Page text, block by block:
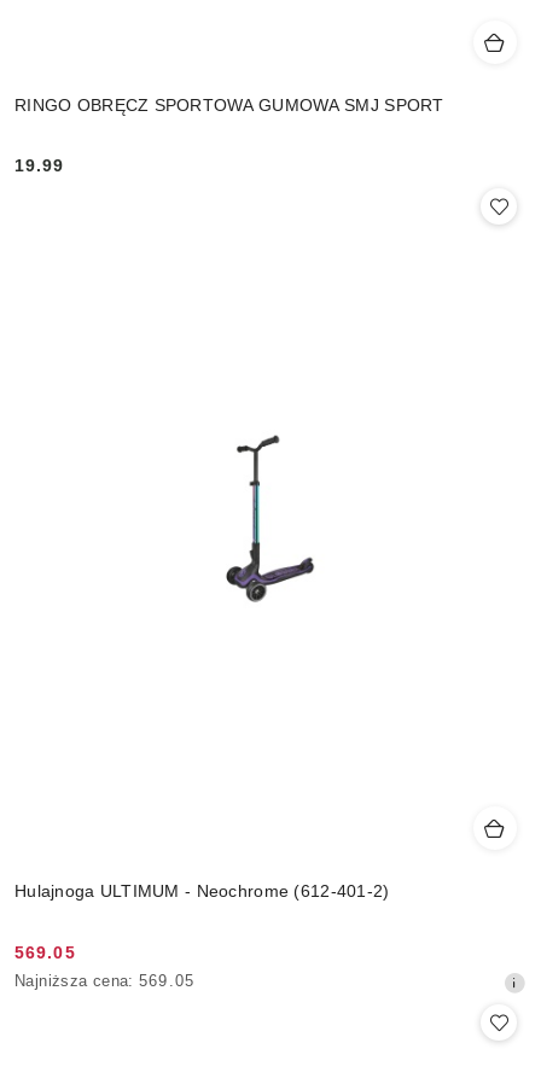
RINGO OBRĘCZ SPORTOWA GUMOWA SMJ SPORT
Cena:
19.99
Hulajnoga ULTIMUM - Neochrome (612-401-2)
Cena
promocyjna:
569.05
Najniższa
Najniższa cena: 569.05